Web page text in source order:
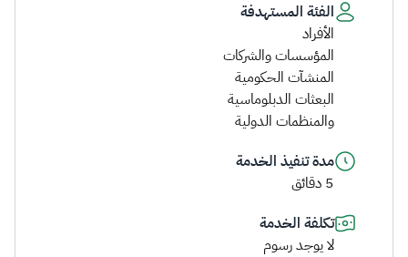
الفئة المستهدفة
الأفراد
المؤسسات والشركات
المنشآت الحكومية
البعثات الدبلوماسية
والمنظمات الدولية
مدة تنفيذ الخدمة
5 دقائق
تكلفة الخدمة
لا يوجد رسوم